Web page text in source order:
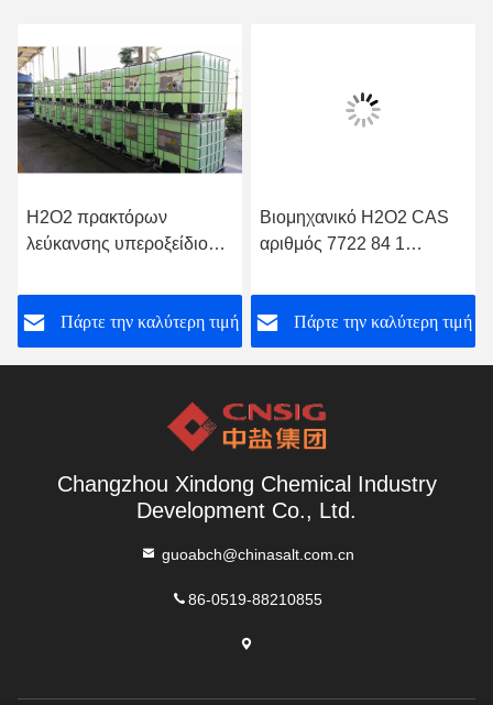
H2O2 πρακτόρων
λεύκανσης υπεροξείδιο
Πάρτε την καλύτερη τιμή
Βιομηχανικό H2O2 CAS
αριθμός 7722 84 1
τεχνολογίας
Πάρτε την καλύτερη τιμή
Changzhou Xindong Chemical Industry
Development Co., Ltd.
guoabch@chinasalt.com.cn
86-0519-88210855